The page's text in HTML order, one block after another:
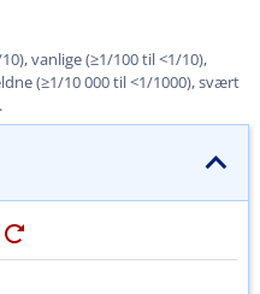
vanlige (≥1/100 til <1​/​10),
(≥1/10 000 til <1​/​1000), svært